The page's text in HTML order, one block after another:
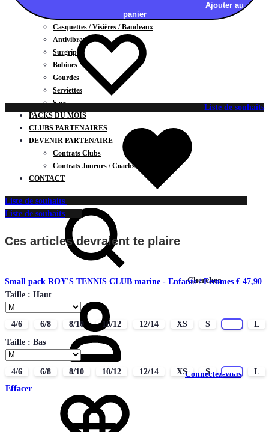
Poignets / Manchettes / Gants
Casquettes / Visières / Bandeaux
Antivibrateurs
Surgrips
Bobines
Gourdes
Serviettes
Sacs
PACKS DU MOIS
CLUBS PARTENAIRES
DEVENIR PARTENAIRE
Contrats Clubs
Contrats Joueurs / Coachs
CONTACT
Chercher
Connectez-vous
Ajouter au
panier
Liste de souhaits
Liste de souhaits
Liste de souhaits
Ces articles devraient te plaire
Small pack ROY'S TENNIS CLUB marine - Enfants / Femmes € 47,90
Taille : Haut
4/6 6/8 8/10 10/12 12/14 XS S
L
Taille : Bas
4/6 6/8 8/10 10/12 12/14 XS S M
L
Effacer